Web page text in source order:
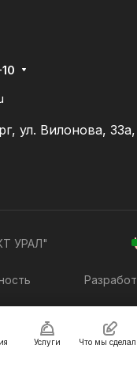
Заказать
Услуги Что мы
ул. Вилонова,
УРАЛ"